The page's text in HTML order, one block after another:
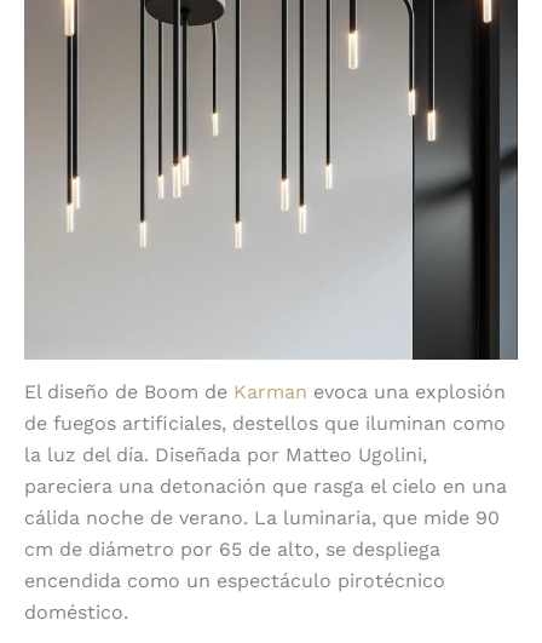
El diseño de Boom de Karman evoca una explosión
de fuegos artificiales, destellos que iluminan como
la luz del día. Diseñada por Matteo Ugolini,
pareciera una detonación que rasga el cielo en una
cálida noche de verano. La luminaria, que mide 90
cm de diámetro por 65 de alto, se despliega
encendida como un espectáculo pirotécnico
doméstico.